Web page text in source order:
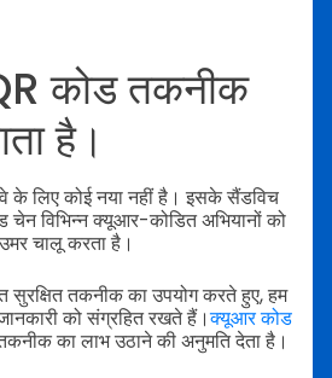
कोड तकनीक
है।
के लिए कोई नया नहीं है। इसके सैंडविच
चेन विभिन्न क्यूआर-कोडित अभियानों को
चालू करता है।
सुरक्षित तकनीक का उपयोग करते हुए, हम
को संग्रहित रखते हैं।क्यूआर कोड
का लाभ उठाने की अनुमति देता है।